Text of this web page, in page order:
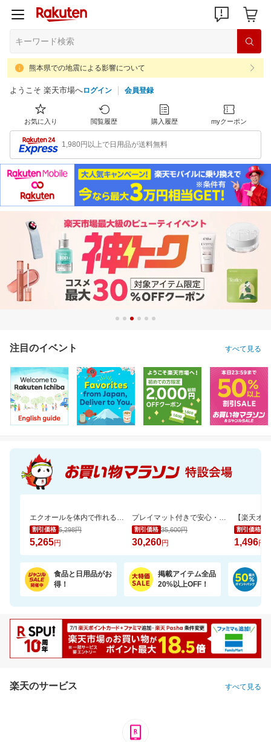
熊本県での地震による影響について
ようこそ 楽天市場へログイン 会員登録
お気に入り 閲覧履歴 購入履歴 myクーポン
1,980円以上で日用品が送料無料
注目のイベント すべて見る
エクオールを体内で作れるのは日本人の約2人に1人と言われております。おすすめです
割引価格 5,298円
5,265円
プレイマット付きで安心・快適な遊び空間
割引価格 35,600円
30,260円
割引価格
1,496円
食品と日用品がお
得！
掲載アイテム全品
20%以上OFF！
楽天のサービス すべて見る